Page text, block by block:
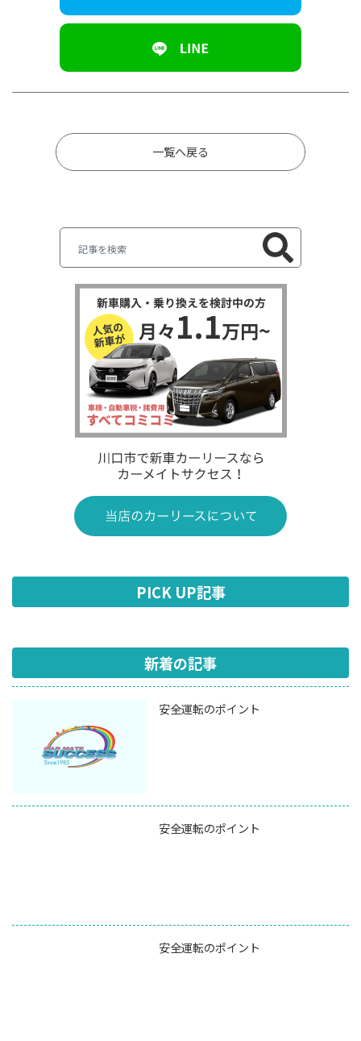
一覧へ戻る
PICK UP記事
新着の記事
安全運転のポイント
安全運転のポイント
安全運転のポイント